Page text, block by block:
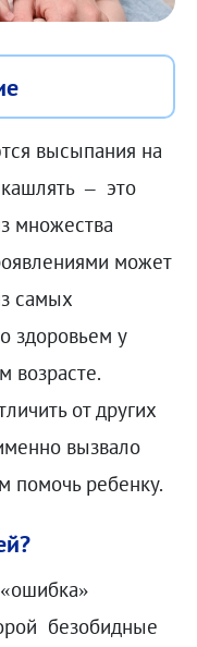
высыпания на
кашлять – это
множества
может
самых
здоровьем у
возрасте.
от других
вызвало
помочь ребенку.
безобидные